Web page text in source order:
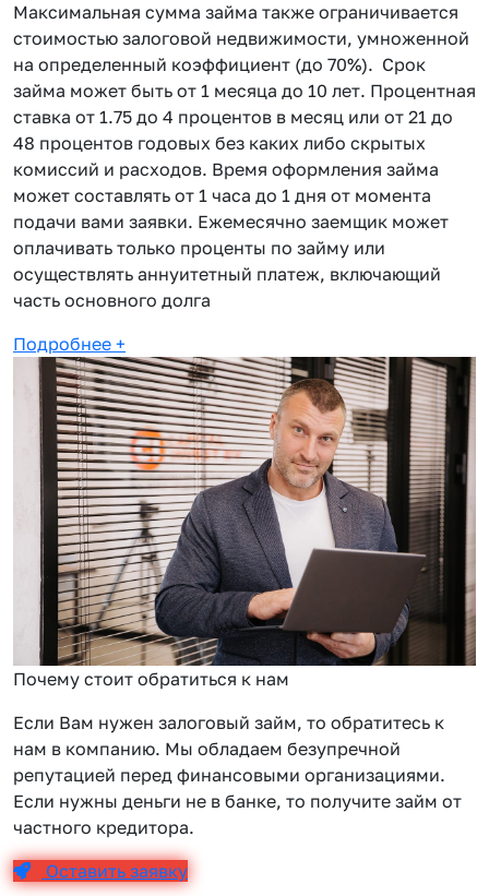
Максимальная сумма займа также ограничивается
стоимостью залоговой недвижимости, умноженной
на определенный коэффициент (до 70%). Срок
займа может быть от 1 месяца до 10 лет. Процентная
ставка от 1.75 до 4 процентов в месяц или от 21 до
48 процентов годовых без каких либо скрытых
комиссий и расходов. Время оформления займа
может составлять от 1 часа до 1 дня от момента
подачи вами заявки. Ежемесячно заемщик может
оплачивать только проценты по займу или
осуществлять аннуитетный платеж, включающий
часть основного долга
Подробнее +
Почему стоит обратиться к нам
Если Вам нужен залоговый займ, то обратитесь к
нам в компанию. Мы обладаем безупречной
репутацией перед финансовыми организациями.
Если нужны деньги не в банке, то получите займ от
частного кредитора.
Оставить заявку